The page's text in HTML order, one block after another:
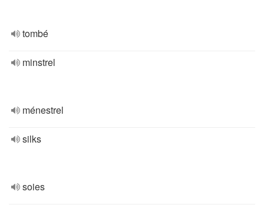
tombé
minstrel
ménestrel
silks
soies